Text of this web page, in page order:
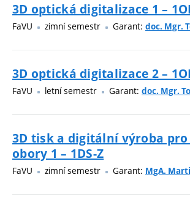
3D optická digitalizace 1 –
FaVU zimní semestr Garant: doc. Mgr.
3D optická digitalizace 2 –
FaVU letní semestr Garant: doc. Mgr.
3D tisk a digitální výroba
obory 1 – 1DS-Z
FaVU zimní semestr Garant: MgA.